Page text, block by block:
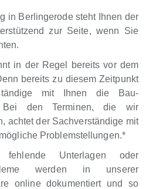
in Berlingerode steht Ihnen der
zur Seite, wenn Sie
in der Regel bereits vor dem
bereits zu diesem Zeitpunkt
mit Ihnen die Bau-
Bei den Terminen, die wir
achtet der Sachverständige mit
Problemstellungen.*
fehlende Unterlagen oder
werden in unserer
online dokumentiert und so